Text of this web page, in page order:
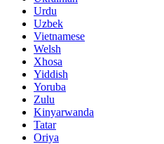
Urdu
Uzbek
Vietnamese
Welsh
Xhosa
Yiddish
Yoruba
Zulu
Kinyarwanda
Tatar
Oriya